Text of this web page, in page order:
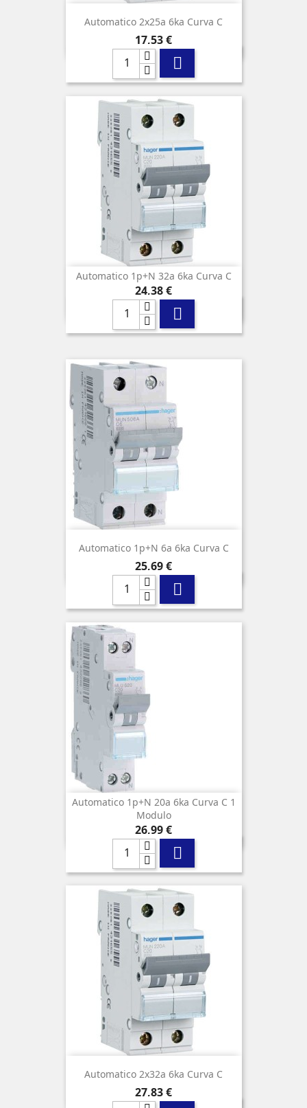
Automatico 2x25a 6ka Curva C
Precio
17,53 €

Automatico 1p+n 32a 6ka Curva C
Precio
24,38 €

Automatico 1p+n 6a 6ka Curva C
Precio
25,69 €

Automatico 1p+n 20a 6ka Curva C 1
Modulo
Precio
26,99 €

Automatico 2x32a 6ka Curva C
Precio
27,83 €